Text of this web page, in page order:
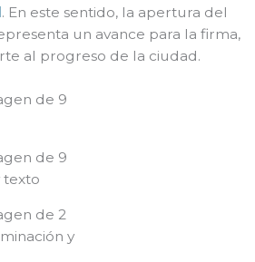
. En este sentido, la apertura del
un avance para la firma,
al progreso de la ciudad.